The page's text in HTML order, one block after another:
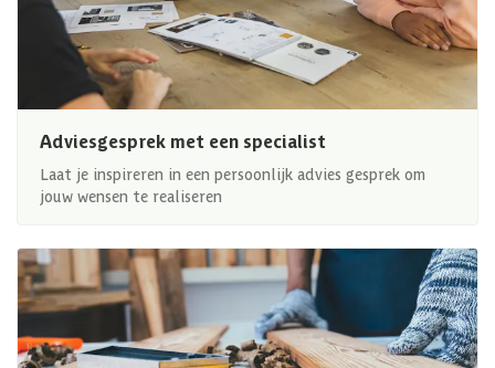
Adviesgesprek met een specialist
Laat je inspireren in een persoonlijk advies gesprek om
jouw wensen te realiseren